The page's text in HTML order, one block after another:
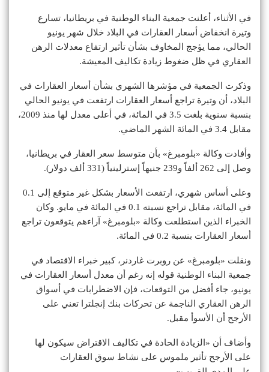
في الأثناء، أعلنت جمعية البناء الوطنية في بريطانيا، تسارع
وتيرة انخفاض أسعار العقارات في البلاد خلال شهر يونيو
الحالي، مما يؤجج المخاوف بشأن تأثير ارتفاع معدلات الرهن
العقاري في ظل ضغوط زيادة تكاليف المعيشة.
وذكرت الجمعية في مؤشرها الشهري بشأن أسعار العقارات في
البلاد، أن وتيرة تراجع أسعار العقارات ارتفعت في يونيو الحالي
بنسبة سنوية بلغت 3.5 في المائة، في أعلى معدل لها منذ 2009،
مقابل 3.4 في المائة الشهر الماضي.
وأفادت وكالة «بلومبرغ» بأن متوسط سعر العقار في بريطانيا،
وصل إلى 262 ألفاً و239 جنيهاً إسترلينياً (331 ألف دولار).
وعلى أساس شهري، ارتفعت الأسعار بشكل غير متوقع إلى 0.1
في المائة، مقابل تراجع نسبته 0.1 في المائة في مايو. وكان
الخبراء الذين استطلعت وكالة «بلومبرغ» آراءهم يتوقعون تراجع
أسعار العقارات بنسبة 0.2 في المائة.
ونقلت «بلومبرغ» عن روبرت غاردنر، كبير خبراء الاقتصاد في
جمعية البناء الوطنية قوله إنه رغم أن معدل أسعار العقارات في
يونيو، جاء أفضل من التوقعات، فإن الاضطرابات في أسواق
الرهن العقاري الناجمة عن تحركات بنك إنجلترا تعني على
الأرجح أن الأسوأ مقبل.
وأضاف أن «الزيادة الحادة في تكاليف الاقتراض سيكون لها
على الأرجح تأثير ملموس على نشاط سوق العقارات